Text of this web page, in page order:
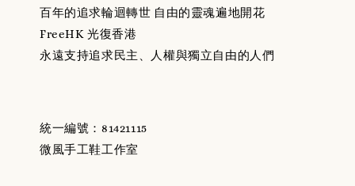
百年的追求輪迴轉世 自由的靈魂遍地開花
FreeHK 光復香港
永遠支持追求民主、人權與獨立自由的人們
統一編號：81421115
微風手工鞋工作室